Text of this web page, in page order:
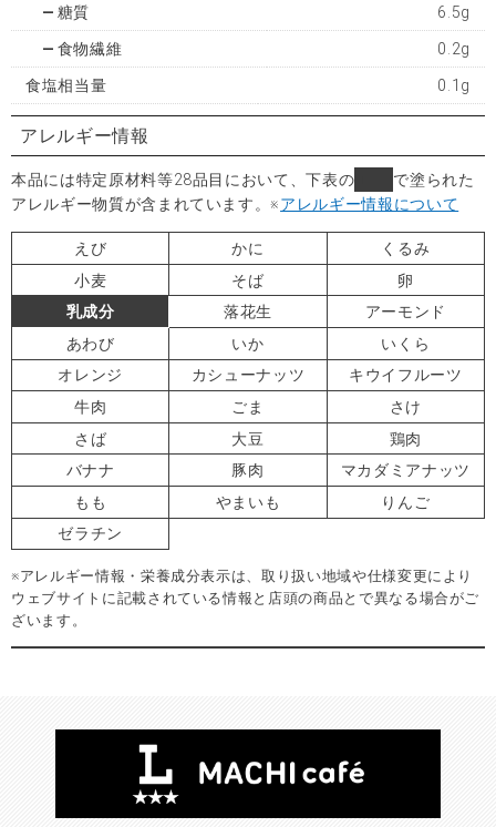
糖質 6.5g
食物繊維 0.2g
食塩相当量 0.1g
アレルギー情報
本品には特定原材料等28品目において、下表の
で塗られた
アレルギー物質が含まれています。※アレルギー情報について
えび かに
くるみ
小麦
そば
卵
乳成分
落花生
アーモンド
あわび
いか
いくら
オレンジ
カシューナッツ
キウイフルーツ
牛肉
ごま
さけ
さば
大豆
鶏肉
バナナ
豚肉
マカダミアナッツ
もも
やまいも
りんご
ゼラチン
※アレルギー情報・栄養成分表示は、取り扱い地域や仕様変更により
ウェブサイトに記載されている情報と店頭の商品とで異なる場合がご
ざいます。